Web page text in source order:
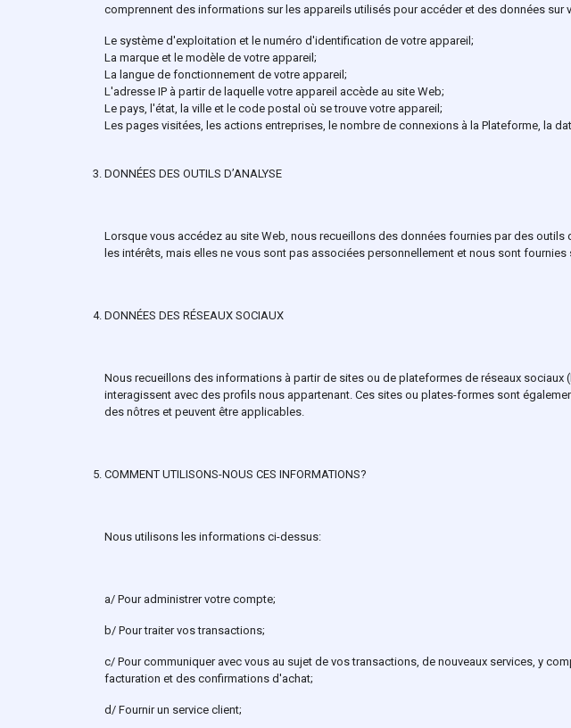
comprennent des informations sur les appareils utilisés pour accéder et des données sur
Le système d'exploitation et le numéro d'identification de votre appareil;
La marque et le modèle de votre appareil;
La langue de fonctionnement de votre appareil;
L'adresse IP à partir de laquelle votre appareil accède au site Web;
Le pays, l'état, la ville et le code postal où se trouve votre appareil;
Les pages visitées, les actions entreprises, le nombre de connexions à la Plateforme, la
DONNÉES DES OUTILS D’ANALYSE
Lorsque vous accédez au site Web, nous recueillons des données fournies par des
les intérêts, mais elles ne vous sont pas associées personnellement et nous sont
DONNÉES DES RÉSEAUX SOCIAUX
Nous recueillons des informations à partir de sites ou de plateformes de réseaux
interagissent avec des profils nous appartenant. Ces sites ou plates-formes sont
des nôtres et peuvent être applicables.
COMMENT UTILISONS-NOUS CES INFORMATIONS?
Nous utilisons les informations ci-dessus:
a/ Pour administrer votre compte;
b/ Pour traiter vos transactions;
c/ Pour communiquer avec vous au sujet de vos transactions, de nouveaux services, y
facturation et des confirmations d'achat;
d/ Fournir un service client;